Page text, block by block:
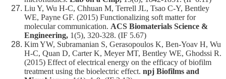
Liu Y, Wu H-C, Chhuan M, Terrell JL, Tsao C-Y, Bentley
WE, Payne GF. (2015) Functionalizing soft matter for
molecular communication. ACS Biomaterials Science &
Engineering, 1(5), 320-328. (IF 5.67)
Kim YW, Subramanian S, Gerasopoulos K, Ben-Yoav H, Wu
H-C, Quan D, Carter K, Meyer MT, Bentley WE, Ghodssi R.
(2015) Effect of electrical energy on the efficacy of biofilm
treatment using the bioelectric effect. npj Biofilms and